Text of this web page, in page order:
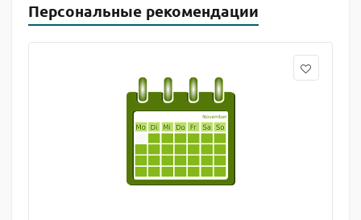
Персональные рекомендации